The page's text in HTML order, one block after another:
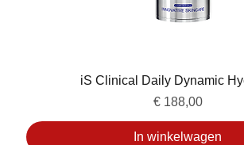
iS Clinical Daily Dynamic
Prijs
€ 188,00
In winkelwagen